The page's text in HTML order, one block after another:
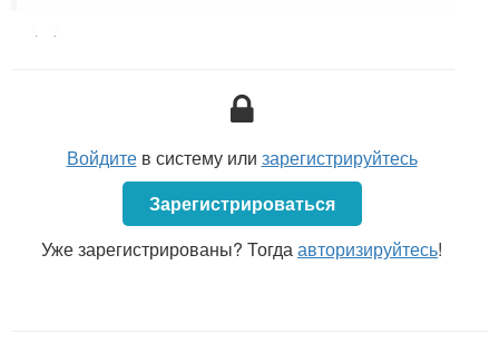
Да, необходимо, так как такое требование
ситуации заявление пишется на имя директора (то
Руководитель организации вправе принимать все
или отдельные решения, вытекающие из трудовых и
связанных с ними отношений (абз. 18 ч. 1
Руководитель организации
— это физическое
лицо, которое в силу закона или учредительного
Войдитев систему или зарегистрируйтесь
Зарегистрироваться
Уже зарегистрированы? Тогдаавторизируйтесь!